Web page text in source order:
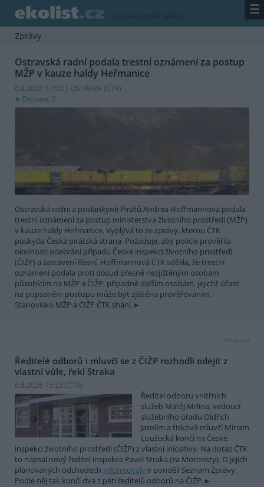
/ zpravodajství / zprávy ☰
Zprávy
Ostravská radní podala trestní oznámení za postup
MŽP v kauze haldy Heřmanice
6.8.2026 17:50 | OSTRAVA (ČTK)
Diskuse: 2
Ostravská radní a poslankyně Pirátů Andrea Hoffmannová podala
trestní oznámení za postup ministerstva životního prostředí (MŽP)
v kauze haldy Heřmanice. Vyplývá to ze zprávy, kterou ČTK
poskytla Česká pirátská strana. Požaduje, aby policie prověřila
okolnosti odebrání případu České inspekci životního prostředí
(ČIŽP) a zastavení řízení. Hoffmannová ČTK sdělila, že trestní
oznámení podala proti dosud přesně nezjištěným osobám
působícím na MŽP a ČIŽP, případně dalším osobám, jejichž účast
na popsaném postupu může být zjištěna prověřováním.
Stanovisko MŽP a ČIŽP ČTK shání.
reklama
Ředitelé odborů i mluvčí se z ČIŽP rozhodli odejít z
vlastní vůle, řekl Straka
6.8.2026 15:22 (ČTK)
Ředitel odboru vnitřních
služeb Matěj Mrlina, vedoucí
služebního úřadu Oldřich
Jarolím a tisková mluvčí Miriam
Loužecká končí na České
inspekci životního prostředí (ČIŽP) z vlastní iniciativy. Na dotaz ČTK
to napsal nový ředitel inspekce Pavel Straka (za Motoristy). O jejich
plánovaných odchodech informovaly v pondělí Seznam Zprávy.
Podle něj tak končí dva z pěti ředitelů odborů na ČIŽP.